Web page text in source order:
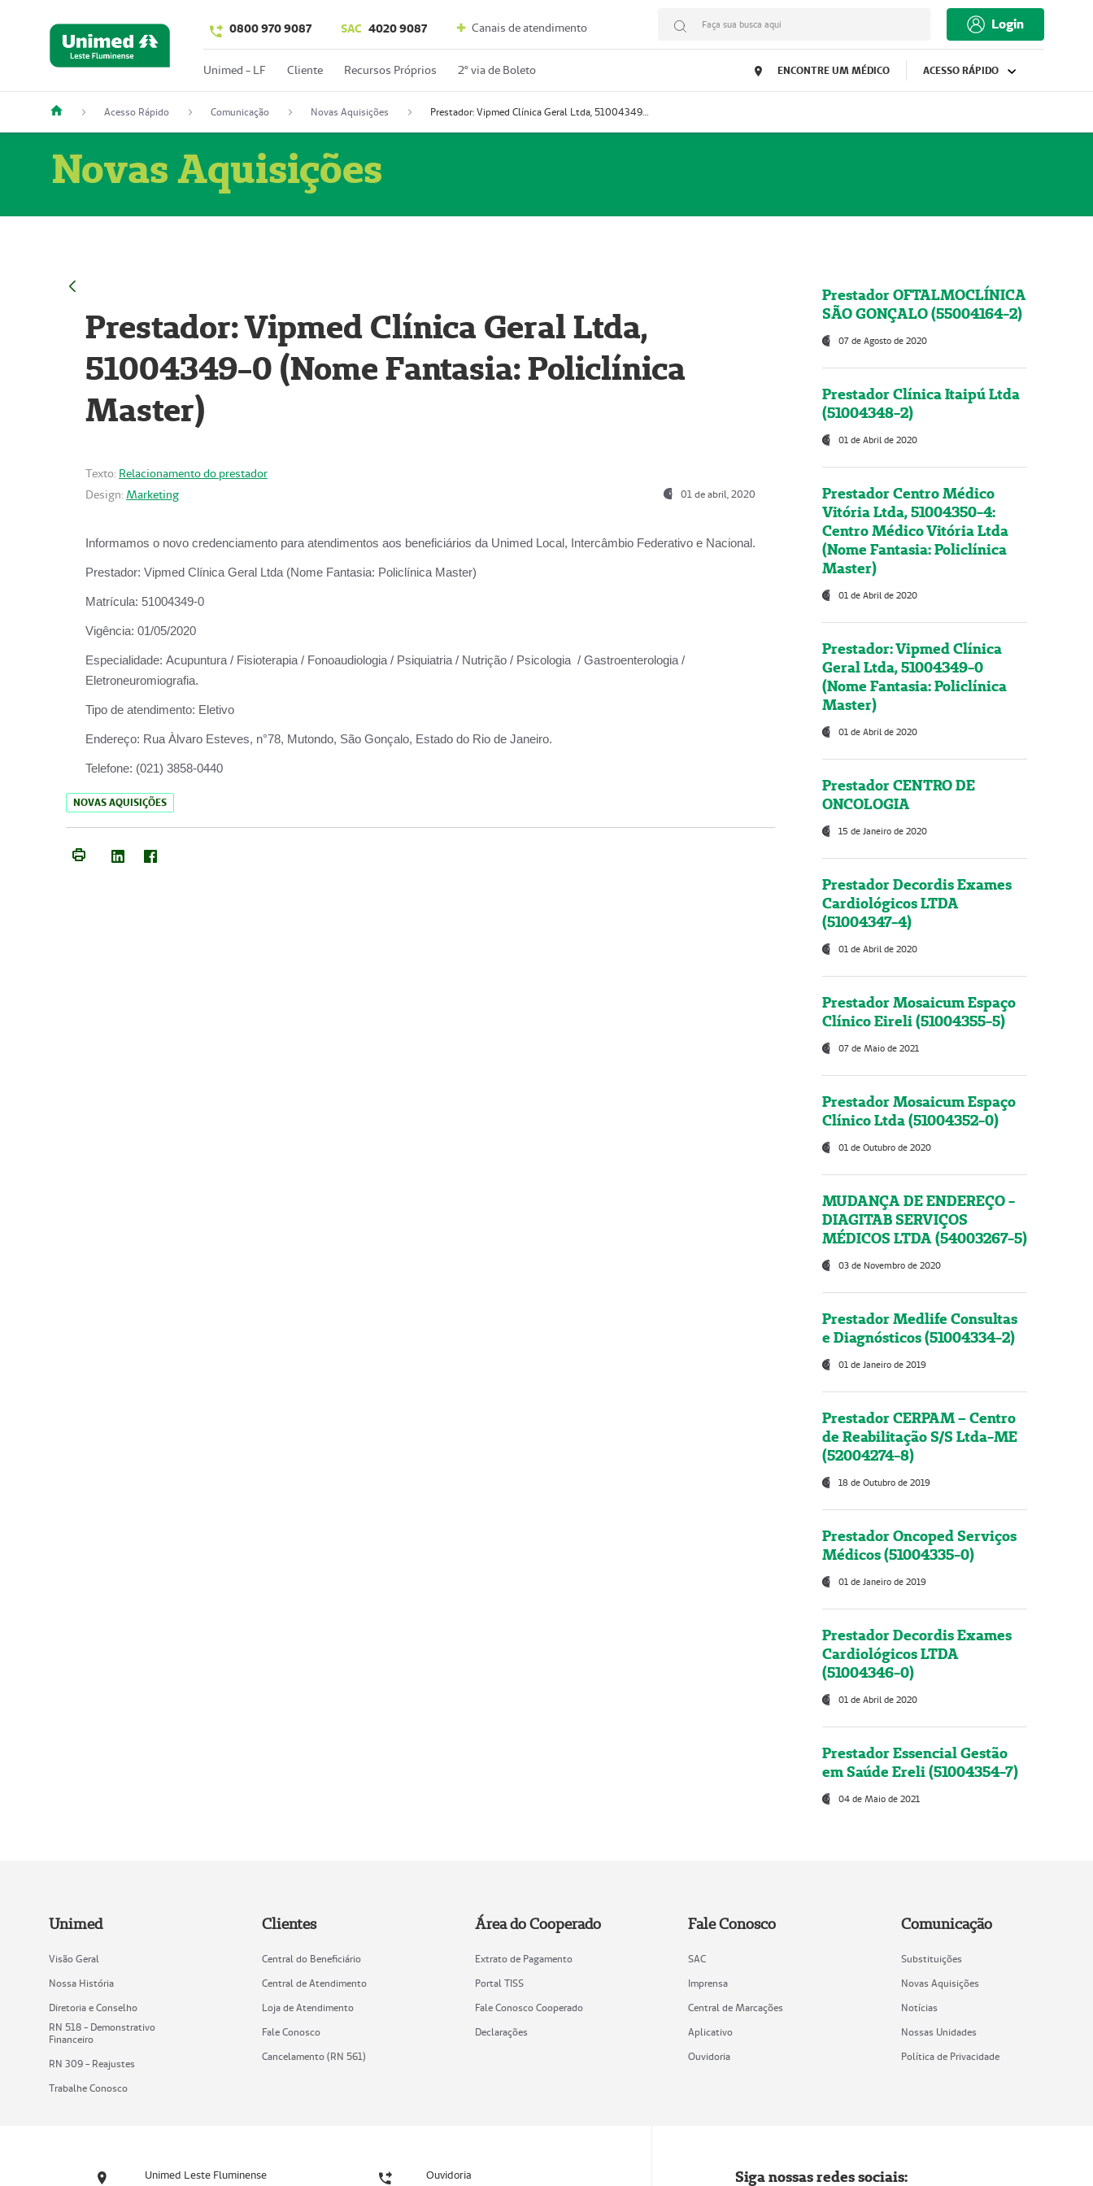
0800 970 9087 SAC 4020 9087 Canais de atendimento Faça sua busca aqui Login
Unimed - LF Cliente Recursos Próprios 2º via de Boleto ENCONTRE UM MÉDICO ACESSO RÁPIDO
Acesso Rápido Comunicação Novas Aquisições Prestador: Vipmed Clínica Geral Ltda, 51004349-0 (Nome Fantasia: Policlínica Master)
Novas Aquisições
Prestador: Vipmed Clínica Geral Ltda,
51004349-0 (Nome Fantasia: Policlínica
Master)
Texto: Relacionamento do prestador
Design: Marketing 01 de abril, 2020
Informamos o novo credenciamento para atendimentos aos beneficiários da Unimed Local, Intercâmbio Federativo e Nacional.
Prestador: Vipmed Clínica Geral Ltda (Nome Fantasia: Policlínica Master)
Matrícula: 51004349-0
Vigência: 01/05/2020
Especialidade: Acupuntura / Fisioterapia / Fonoaudiologia / Psiquiatria / Nutrição / Psicologia / Gastroenterologia /
Eletroneuromiografia.
Tipo de atendimento: Eletivo
Endereço: Rua Àlvaro Esteves, n°78, Mutondo, São Gonçalo, Estado do Rio de Janeiro.
Telefone: (021) 3858-0440
NOVAS AQUISIÇÕES
Prestador OFTALMOCLÍNICA
SÃO GONÇALO (55004164-2)
07 de Agosto de 2020
Prestador Clínica Itaipú Ltda
(51004348-2)
01 de Abril de 2020
Prestador Centro Médico
Vitória Ltda, 51004350-4:
Centro Médico Vitória Ltda
(Nome Fantasia: Policlínica
Master)
01 de Abril de 2020
Prestador: Vipmed Clínica
Geral Ltda, 51004349-0
(Nome Fantasia: Policlínica
Master)
01 de Abril de 2020
Prestador CENTRO DE
ONCOLOGIA
15 de Janeiro de 2020
Prestador Decordis Exames
Cardiológicos LTDA
(51004347-4)
01 de Abril de 2020
Prestador Mosaicum Espaço
Clínico Eireli (51004355-5)
07 de Maio de 2021
Prestador Mosaicum Espaço
Clínico Ltda (51004352-0)
01 de Outubro de 2020
MUDANÇA DE ENDEREÇO -
DIAGITAB SERVIÇOS
MÉDICOS LTDA (54003267-5)
03 de Novembro de 2020
Prestador Medlife Consultas
e Diagnósticos (51004334-2)
01 de Janeiro de 2019
Prestador CERPAM – Centro
de Reabilitação S/S Ltda-ME
(52004274-8)
18 de Outubro de 2019
Prestador Oncoped Serviços
Médicos (51004335-0)
01 de Janeiro de 2019
Prestador Decordis Exames
Cardiológicos LTDA
(51004346-0)
01 de Abril de 2020
Prestador Essencial Gestão
em Saúde Ereli (51004354-7)
04 de Maio de 2021
Unimed
Visão Geral
Nossa História
Diretoria e Conselho
RN 518 - Demonstrativo
Financeiro
RN 309 - Reajustes
Trabalhe Conosco
Clientes
Central do Beneficiário
Central de Atendimento
Loja de Atendimento
Fale Conosco
Cancelamento (RN 561)
Área do Cooperado
Extrato de Pagamento
Portal TISS
Fale Conosco Cooperado
Declarações
Fale Conosco
SAC
Imprensa
Central de Marcações
Aplicativo
Ouvidoria
Comunicação
Substituições
Novas Aquisições
Notícias
Nossas Unidades
Política de Privacidade
Unimed Leste Fluminense Ouvidoria Siga nossas redes sociais: